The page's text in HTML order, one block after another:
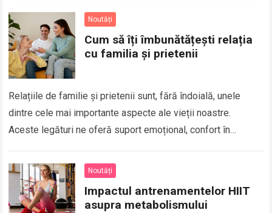
Noutăți
Cum să îți îmbunătățești relația
cu familia și prietenii
Relațiile de familie și prietenii sunt, fără îndoială, unele
dintre cele mai importante aspecte ale vieții noastre.
Aceste legături ne oferă suport emoțional, confort în
Noutăți
Impactul antrenamentelor HIIT
asupra metabolismului